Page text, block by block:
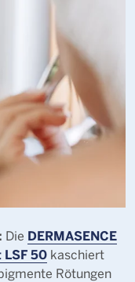
Die DERMASENCE
50 kaschiert
Rötungen